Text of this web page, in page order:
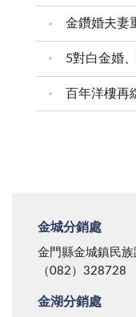
百年洋樓再
金城分銷處
金門縣金城鎮民
（082）328728
金湖分銷處